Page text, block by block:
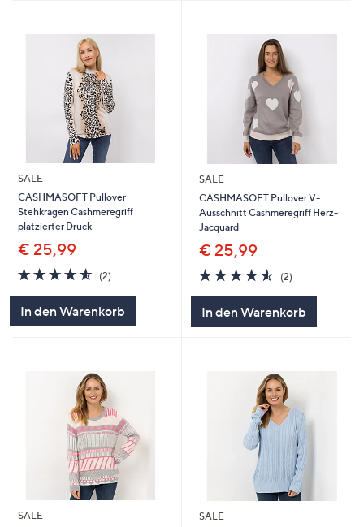
SALE
CASHMASOFT Pullover
Stehkragen Cashmeregriff
platzierter Druck
€ 25,99
4.5
von
(2)2
In den Warenkorb
SALE
CASHMASOFT Pullover V-
Ausschnitt Cashmeregriff Herz-
Jacquard
€ 25,99
4.5
von
(2)2
In den Warenkorb
SALE
SALE